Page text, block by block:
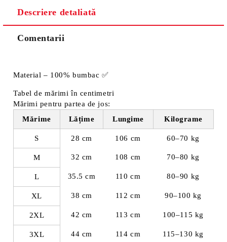
Descriere detaliată
Comentarii
Material – 100% bumbac ✅
Tabel de mărimi în centimetri
Mărimi pentru partea de jos:
Mărime
Lățime Lungime Kilograme
S 28 cm 106 cm 60–70 kg
M 32 cm 108 cm 70–80 kg
L 35.5 cm 110 cm 80–90 kg
XL 38 cm 112 cm 90–100 kg
2XL 42 cm 113 cm 100–115 kg
3XL 44 cm 114 cm 115–130 kg